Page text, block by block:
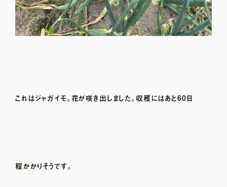
これはジャガイモ。花が咲き出しました。収穫にはあと60日
程かかりそうです。